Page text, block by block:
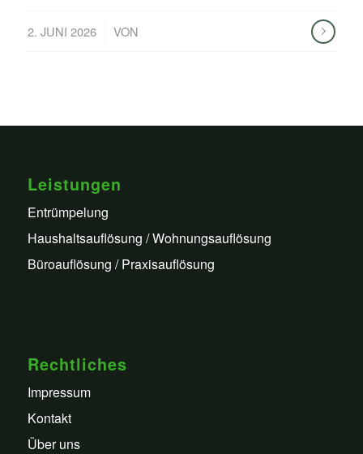
2. JUNI 2026 VON
Leistungen
Entrümpelung
Haushaltsauflösung / Wohnungsauflösung
Büroauflösung / Praxisauflösung
Rechtliches
Impressum
Kontakt
Über uns